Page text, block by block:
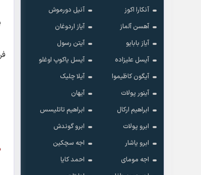
آنکارا اکوز
آنیل دورموش
آهسن آلماز
آیاز اردوغان
آیاز بابایو
آیتن رسول
آیسل علیزاده
آیسل یاکوپ اوغلو
آیگون کاظیموا
آیلا چلیک
آینور پولات
آیهان
ابراهیم ارکال
ابراهیم تاتلیسس
ابرو پولات
ابرو گوندش
ابرو یاشار
اجه سچکین
اجه مومای
احمد کایا